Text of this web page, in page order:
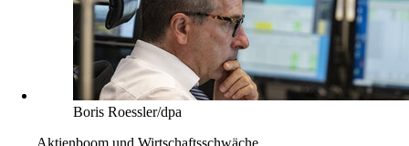
Boris Roessler/dpa
Aktienboom und Wirtschaftsschwäche